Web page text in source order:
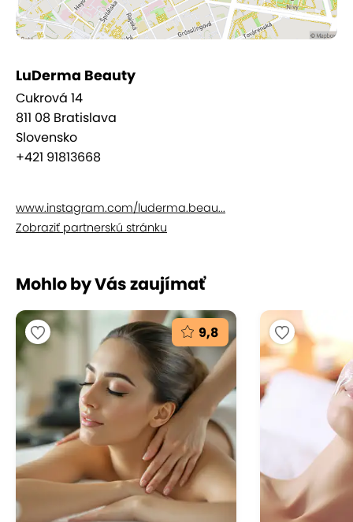
LuDerma Beauty
Cukrová 14
811 08 Bratislava
Slovensko
+421 91813668
www.instagram.com/luderma.beau...
Zobraziť partnerskú stránku
Mohlo by Vás zaujímať
9,8